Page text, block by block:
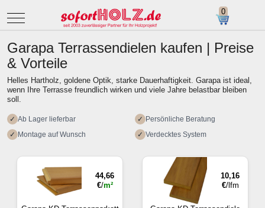
Mobile Menu Toggle
Garapa Terrassendielen kaufen | Preise
& Vorteile
Helles Hartholz, goldene Optik, starke Dauerhaftigkeit. Garapa ist ideal,
wenn Ihre Terrasse freundlich wirken und viele Jahre belastbar bleiben
soll.
✓ Ab Lager lieferbar ✓ Persönliche Beratung
✓ Montage auf Wunsch ✓ Verdecktes System
44,66
€/m²
10,16
€/lfm